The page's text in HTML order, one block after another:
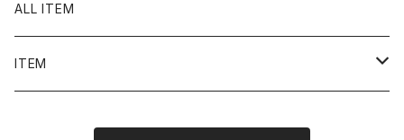
ALL ITEM
ITEM